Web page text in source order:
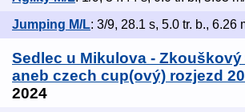
Jumping M/L: 3/9, 28.1 s, 5.0 tr. b., 6.26
Sedlec u Mikulova - Zkouškový
aneb czech cup(ový) rozjezd
2024